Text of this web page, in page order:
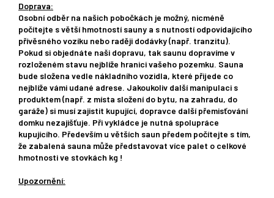
Doprava:
Osobní odběr na našich pobočkách je možný, nicméně
počítejte s větší hmotností sauny a s nutností odpovídajícího
přívěsného vozíku nebo raději dodávky (např. tranzitu).
Pokud si objednáte naši dopravu, tak saunu dopravíme v
rozloženém stavu nejblíže hranici vašeho pozemku. Sauna
bude složena vedle nákladního vozidla, které přijede co
nejblíže vámi udané adrese. Jakoukoliv další manipulaci s
produktem (např. z místa složení do bytu, na zahradu, do
garáže) si musí zajistit kupující, dopravce další přemisťování
domku nezajišťuje. Při vykládce je nutná spolupráce
kupujícího. Především u větších saun předem počítejte s tím,
že zabalená sauna může představovat více palet o celkové
hmotnosti ve stovkách kg !
Upozornění: